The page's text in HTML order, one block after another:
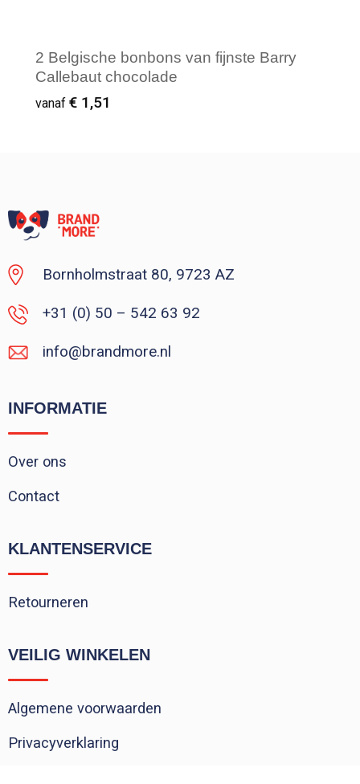
2 Belgische bonbons van fijnste Barry
Callebaut chocolade
vanaf € 1,51
Bornholmstraat 80, 9723 AZ
+31 (0) 50 – 542 63 92
info@brandmore.nl
INFORMATIE
Over ons
Contact
KLANTENSERVICE
Retourneren
VEILIG WINKELEN
Algemene voorwaarden
Privacyverklaring